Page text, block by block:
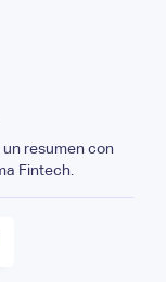
resumen con
Fintech.